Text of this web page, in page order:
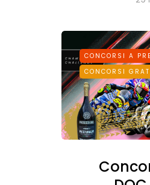
CONCORSI A
CONCORSI